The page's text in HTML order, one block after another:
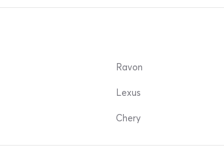
Ravon
Lexus
Chery